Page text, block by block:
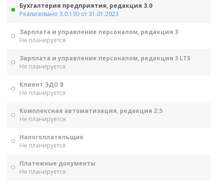
Бухгалтерия предприятия, редакция 3.0
Реализовано 3.0.130 от 31.01.2023
Зарплата и управление персоналом, редакция 3
Не планируется
Зарплата и управление персоналом, редакция 3 LTS
Не планируется
Клиент ЭДО 8
Не планируется
Комплексная автоматизация, редакция 2.5
Не планируется
Налогоплательщик
Не планируется
Платежные документы
Не планируется